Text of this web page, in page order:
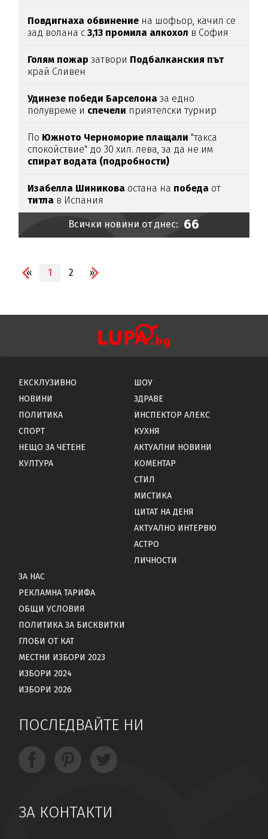
Повдигнаха обвинение на шофьор, качил се
зад волана с3,13 промила алкохол в София
Голям пожар затвори Подбалканския път
край Сливен
Удинезе победи Барселона за едно
полувреме и спечели приятелски турнир
По Южното Черноморие плащали "такса
спокойствие" до 30 хил. лева, за да не им
спират водата (подробности)
Изабелла Шиникова остана на победа от
титла в Испания
Всички новини от днес: 66
« 1 2 »
ЕКСКЛУЗИВНО
НОВИНИ
ПОЛИТИКА
СПОРТ
НЕЩО ЗА ЧЕТЕНЕ
КУЛТУРА
ШОУ
ЗДРАВЕ
ИНСПЕКТОР АЛЕКС
КУХНЯ
АКТУАЛНИ НОВИНИ
КОМЕНТАР
СТИЛ
МИСТИКА
ЦИТАТ НА ДЕНЯ
АКТУАЛНО ИНТЕРВЮ
АСТРО
ЛИЧНОСТИ
ЗА НАС
РЕКЛАМНА ТАРИФА
ОБЩИ УСЛОВИЯ
ПОЛИТИКА ЗА БИСКВИТКИ
ГЛОБИ ОТ КАТ
МЕСТНИ ИЗБОРИ 2023
ИЗБОРИ 2024
ИЗБОРИ 2026
ПОСЛЕДВАЙТЕ НИ
ЗА КОНТАКТИ